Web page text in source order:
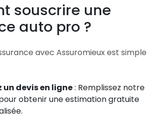
souscrire une
auto pro ?
avec Assuromieux est simple
un devis en ligne: Remplissez notre
obtenir une estimation gratuite